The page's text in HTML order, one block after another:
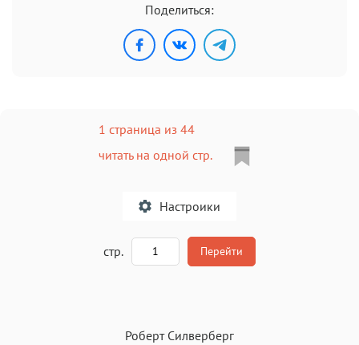
Поделиться:
1 страница из 44
читать на одной стр.
Настроики
стр. Перейти
Роберт Силверберг